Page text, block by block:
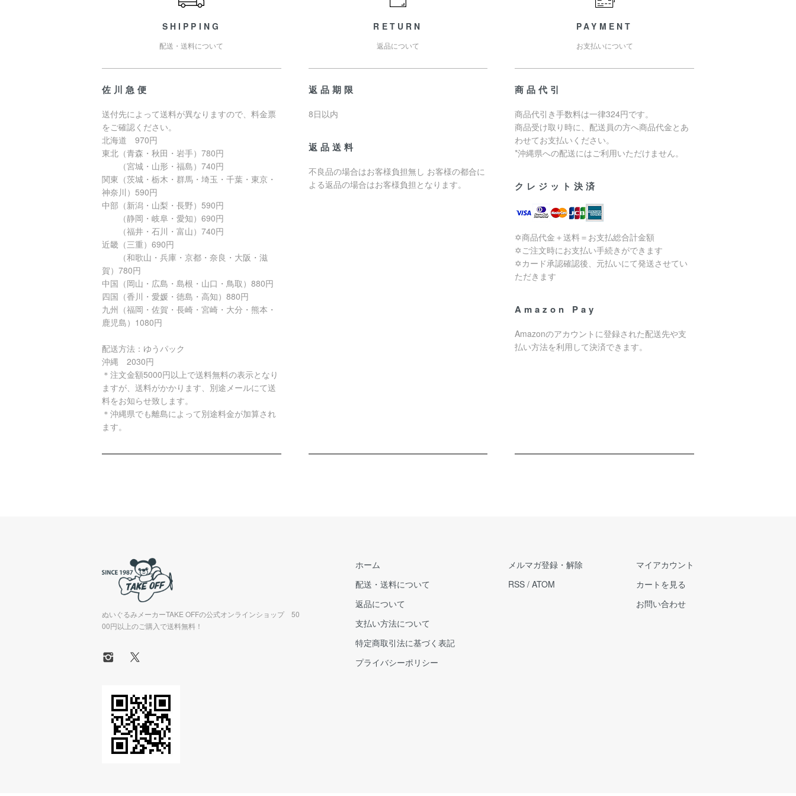
SHIPPING
配送・送料について
佐川急便
送付先によって送料が異なりますので、料金票
をご確認ください。
北海道 970円
東北（青森・秋田・岩手）780円
（宮城・山形・福島）740円
関東（茨城・栃木・群馬・埼玉・千葉・東京・
神奈川）590円
中部（新潟・山梨・長野）590円
（静岡・岐阜・愛知）690円
（福井・石川・富山）740円
近畿（三重）690円
（和歌山・兵庫・京都・奈良・大阪・滋
賀）780円
中国（岡山・広島・島根・山口・鳥取）880円
四国（香川・愛媛・徳島・高知）880円
九州（福岡・佐賀・長崎・宮崎・大分・熊本・
鹿児島）1080円
配送方法：ゆうパック
沖縄 2030円
＊注文金額5000円以上で送料無料の表示となり
ますが、送料がかかります、別途メールにて送
料をお知らせ致します。
＊沖縄県でも離島によって別途料金が加算され
ます。
RETURN
返品について
返品期限
8日以内
返品送料
不良品の場合はお客様負担無し お客様の都合に
よる返品の場合はお客様負担となります。
PAYMENT
お支払いについて
商品代引
商品代引き手数料は一律324円です。
商品受け取り時に、配送員の方へ商品代金とあ
わせてお支払いください。
*沖縄県への配送にはご利用いただけません。
クレジット決済
✡商品代金＋送料＝お支払総合計金額
✡ご注文時にお支払い手続きができます
✡カード承認確認後、元払いにて発送させてい
ただきます
Amazon Pay
Amazonのアカウントに登録された配送先や支
払い方法を利用して決済できます。
ぬいぐるみメーカーTAKE OFFの公式オンラインショップ 50
00円以上のご購入で送料無料！
ホーム
配送・送料について
返品について
支払い方法について
特定商取引法に基づく表記
プライバシーポリシー
メルマガ登録・解除
RSS / ATOM
マイアカウント
カートを見る
お問い合わせ